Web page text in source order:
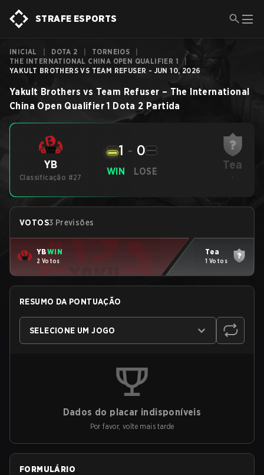
STRAFE ESPORTS
INICIAL DOTA 2 TORNEIOS
THE INTERNATIONAL CHINA OPEN QUALIFIER 1
|
YAKULT BROTHERS VS TEAM REFUSER - JUN 10, 2026
Yakult Brothers vs Team Refuser – The International
China Open Qualifier 1 Dota 2 Partida
YB
Classificação #27
WIN
1 - 0
LOSE Tea
-
VOTOS3 Previsões
YBWIN
2 Votos
Tea
1 Votos
RESUMO DA PONTUAÇÃO
SELECIONE UM JOGO
Dados do placar indisponíveis
Por favor, volte mais tarde
FORMULÁRIO